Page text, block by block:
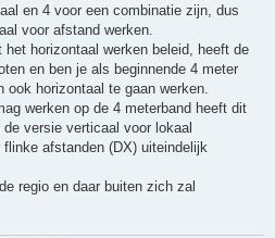
en 4 voor een combinatie zijn, dus
voor afstand werken.
horizontaal werken beleid, heeft de
en ben je als beginnende 4 meter
horizontaal te gaan werken.
werken op de 4 meterband heeft dit
versie verticaal voor lokaal
afstanden (DX) uiteindelijk
regio en daar buiten zich zal